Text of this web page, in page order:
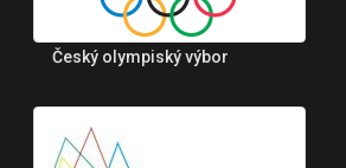
Český olympiský výbor